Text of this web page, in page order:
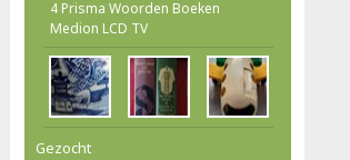
4 Prisma Woorden Boeken
Medion LCD TV
Gezocht